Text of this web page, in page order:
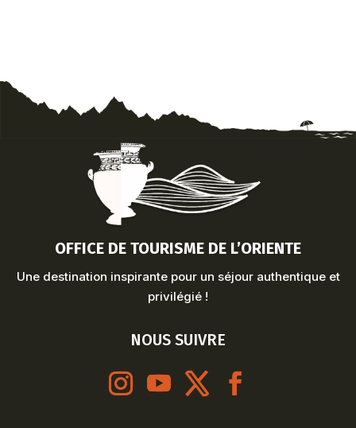
OFFICE DE TOURISME DE L’ORIENTE
Une destination inspirante pour un séjour authentique et
privilégié !
NOUS SUIVRE